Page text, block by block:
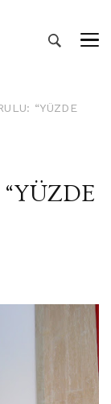
“YÜZDE